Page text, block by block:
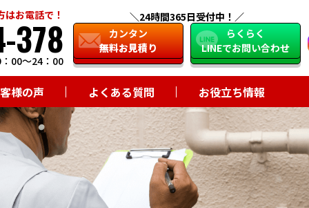
お電話で！
378
00～24：00
24時間365日受付中！
カンタン
無料お見積り
らくらく
LINEでお問い合わせ
様の声 よくある質問 お役立ち情報
close